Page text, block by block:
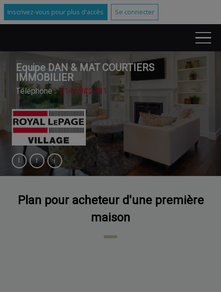
Inscrivez-vous pour plus d'accès Se connecter
Equipe DAN & MAT COURTIERS
IMMOBILIER
Téléphone :514.694.2121
Plan pour acheteur d'une première
maison